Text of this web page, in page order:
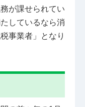
が課せられてい
しているなら消
事業者」となり